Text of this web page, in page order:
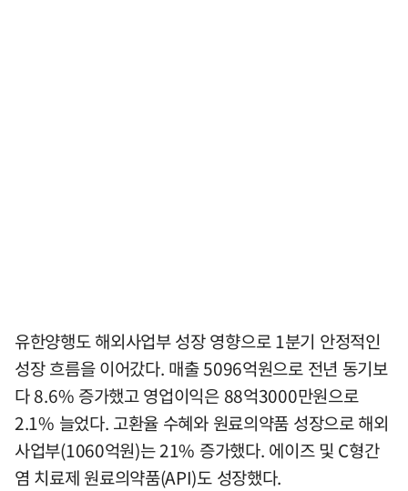
유한양행도 해외사업부 성장 영향으로 1분기 안정적인
성장 흐름을 이어갔다. 매출 5096억원으로 전년 동기보
다 8.6% 증가했고 영업이익은 88억3000만원으로
2.1% 늘었다. 고환율 수혜와 원료의약품 성장으로 해외
사업부(1060억원)는 21% 증가했다. 에이즈 및 C형간
염 치료제 원료의약품(API)도 성장했다.